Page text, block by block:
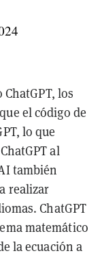
los
el código de
lo que
al
también
realizar
ChatGPT
matemático
la ecuación a